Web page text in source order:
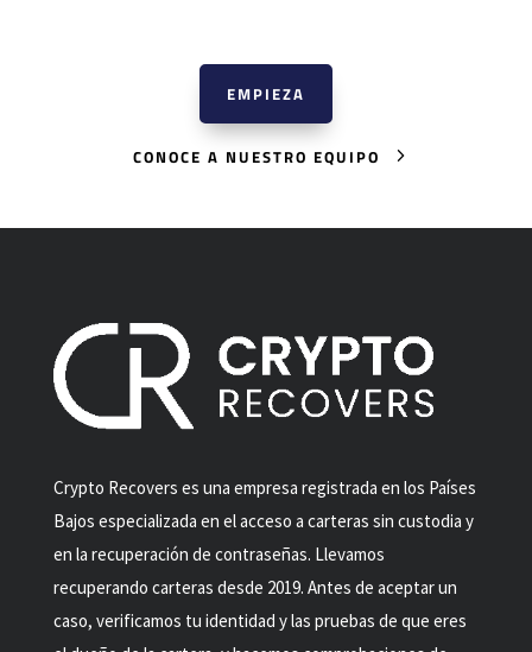
EMPIEZA
CONOCE A NUESTRO EQUIPO
Crypto Recovers es una empresa registrada en los Países
Bajos especializada en el acceso a carteras sin custodia y
en la recuperación de contraseñas. Llevamos
recuperando carteras desde 2019. Antes de aceptar un
caso, verificamos tu identidad y las pruebas de que eres